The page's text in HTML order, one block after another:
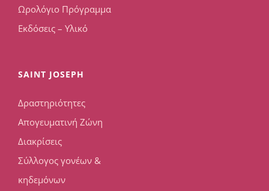
Ωρολόγιο Πρόγραμμα
Εκδόσεις – Υλικό
SAINT JOSEPH
Δραστηριότητες
Απογευματινή Ζώνη
Διακρίσεις
Σύλλογος γονέων &
κηδεμόνων